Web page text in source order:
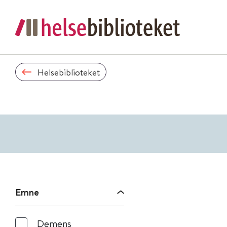
Helsebiblioteket
Emne
Demens